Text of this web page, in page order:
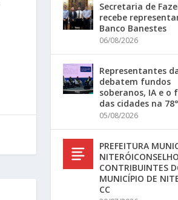
Secretaria de
recebe
Banco Banestes
06/08/2026
Representantes
debatem fundos
soberanos, IA e o
das cidades na 78°
05/08/2026
PREFEITURA
CONTRIBUINTES
MUNICÍPIO DE
CC